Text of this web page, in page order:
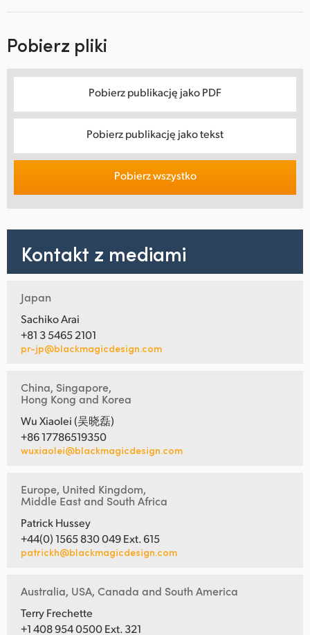
Pobierz pliki
Pobierz publikację jako PDF
Pobierz publikację jako tekst
Pobierz wszystko
Kontakt z mediami
Japan
Sachiko Arai
+81 3 5465 2101
pr-jp@blackmagicdesign.com
China, Singapore,
Hong Kong and Korea
Wu Xiaolei (吴晓磊)
+86 17786519350
wuxiaolei@blackmagicdesign.com
Europe, United Kingdom,
Middle East and South Africa
Patrick Hussey
+44(0) 1565 830 049 Ext. 615
patrickh@blackmagicdesign.com
Australia, USA, Canada and South America
Terry Frechette
+1 408 954 0500 Ext. 321